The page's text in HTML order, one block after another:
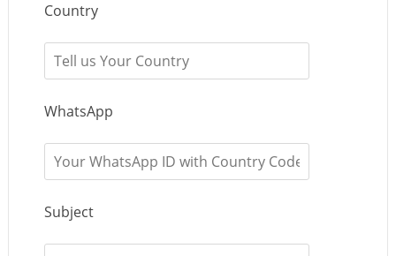
Country
WhatsApp
Subject